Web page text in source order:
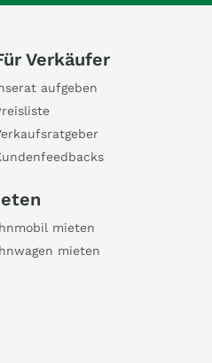
Verkäufer
aufgeben
mieten
mieten